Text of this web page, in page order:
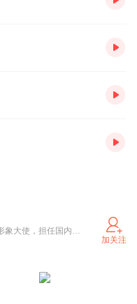
国家普通话水平测试员，普通话形象大使，担任国内外艺术赛事的评委和艺术水平考级的考官。喜马拉雅官方领教，喜马拉雅认证优质朗读者。曾担任电台、电视台主持嘉宾、节目录制和参演电视剧。多次主持和组织艺术节音乐会等大型演出活动。声音可甜可盐，百变丰富，可塑性强，年龄驾驭跨度大，语音亲和力强，清新自然、温暖可人，治愈系女声。教育硕士，音乐和心理学专业，擅长主持、配音、音乐演奏等。
加关注